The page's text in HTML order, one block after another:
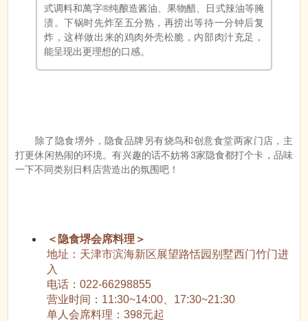
式调料和萬字®纯酿造酱油、果物醋、日式辣油等腌
渍。下锅时先炸至五分熟，再捞出等待一分钟后复
炸，这样做出来的鸡肉外壳松脆，内部肉汁充足，
能呈现出更理想的口感。
除了隐食堺外，隐食品牌另有烧鸟和创意食堂两家门店，主
打更休闲热闹的环境。有兴趣的话不妨将3家隐食都打个卡，品味
一下不同类别日料店营造出的氛围吧！
＜隐食堺会席料理＞
地址：天津市滨海新区展望路恬园别墅西门竹门进
入
电话：022-66298855
营业时间：11:30~14:00、17:30~21:30
单人会席料理：398元起